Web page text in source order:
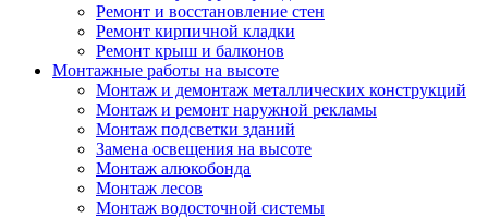
Ремонт и восстановление стен
Ремонт кирпичной кладки
Ремонт крыш и балконов
Монтажные работы на высоте
Монтаж и демонтаж металлических конструкций
Монтаж и ремонт наружной рекламы
Монтаж подсветки зданий
Замена освещения на высоте
Монтаж алюкобонда
Монтаж лесов
Монтаж водосточной системы